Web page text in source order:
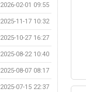
2026-02-01 09:55
2025-11-17 10:32
2025-10-27 16:27
2025-08-22 10:40
2025-08-07 08:17
2025-07-15 22:37